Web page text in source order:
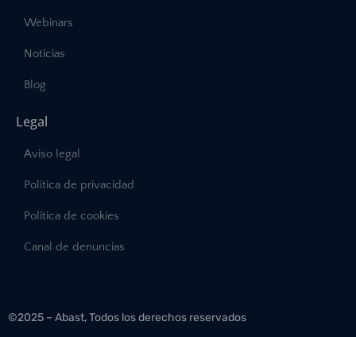
Webinars
Noticias
Blog
Legal
Aviso legal
Política de privacidad
Política de cookies
Canal de denuncias
©2025 – Abast, Todos los derechos reservados